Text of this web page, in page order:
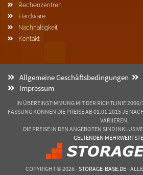
Rechenzentren
Hardware
Nachhaltigkeit
Kontakt
Allgemeine Geschäftsbedingungen
Impressum
IN ÜBEREINSTIMMUNG MIT DER RICHTLINIE 2006/
FASSUNG KÖNNEN DIE PREISE AB 01.01.2015 JE
VARIIEREN.
DIE PREISE IN DEN ANGEBOTEN SIND
GELTENDEN
COPYRIGHT © 2026 -STORAGE-BASE.DE-